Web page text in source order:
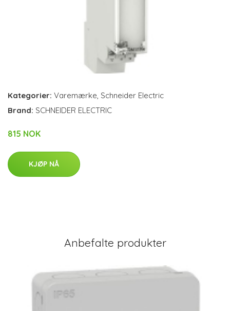
Kategorier: Varemærke Schneider Electric
Brand: SCHNEIDER ELECTRIC
815 NOK
KJØP NÅ
Anbefalte produkter